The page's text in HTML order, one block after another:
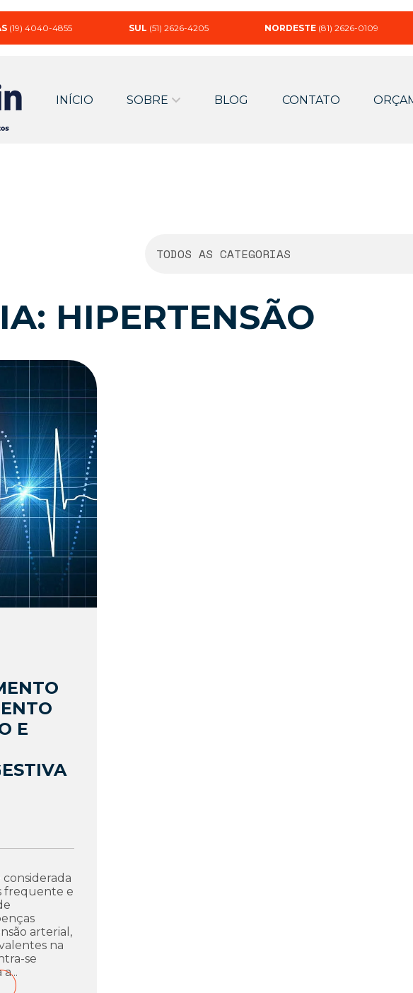
(19) 4040-4855 SUL (51) 2626-4205 NORDESTE (81) 2626-0109
INÍCIO SOBRE BLOG CONTATO
TODOS AS CATEGORIAS
HIPERTENSÃO
E
frequente e
arterial,
na
se